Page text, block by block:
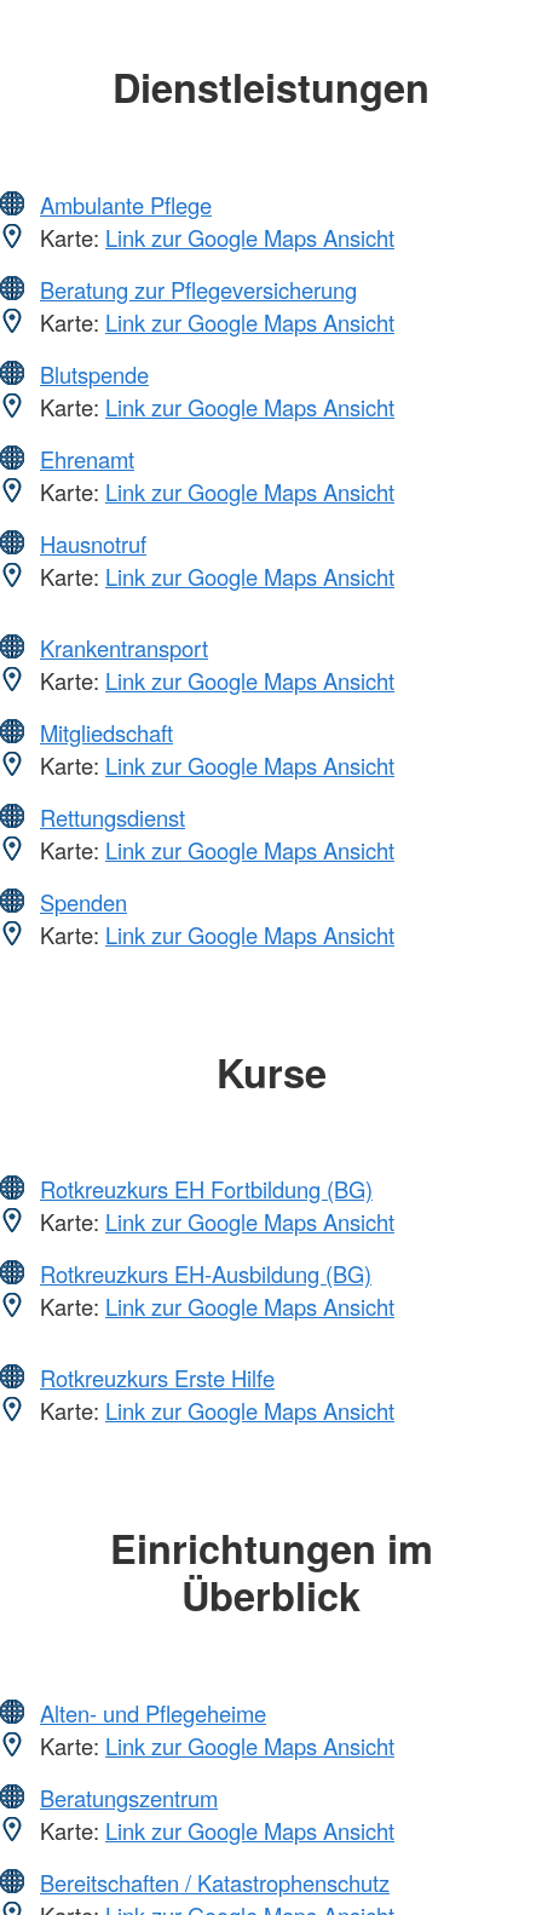
Dienstleistungen
Ambulante Pflege
Karte: Link zur Google Maps Ansicht
Beratung zur Pflegeversicherung
Karte: Link zur Google Maps Ansicht
Blutspende
Karte: Link zur Google Maps Ansicht
Ehrenamt
Karte: Link zur Google Maps Ansicht
Hausnotruf
Karte: Link zur Google Maps Ansicht
Krankentransport
Karte: Link zur Google Maps Ansicht
Mitgliedschaft
Karte: Link zur Google Maps Ansicht
Rettungsdienst
Karte: Link zur Google Maps Ansicht
Spenden
Karte: Link zur Google Maps Ansicht
Kurse
Rotkreuzkurs EH Fortbildung (BG)
Karte: Link zur Google Maps Ansicht
Rotkreuzkurs EH-Ausbildung (BG)
Karte: Link zur Google Maps Ansicht
Rotkreuzkurs Erste Hilfe
Karte: Link zur Google Maps Ansicht
Einrichtungen im
Überblick
Alten- und Pflegeheime
Karte: Link zur Google Maps Ansicht
Beratungszentrum
Karte: Link zur Google Maps Ansicht
Bereitschaften / Katastrophenschutz